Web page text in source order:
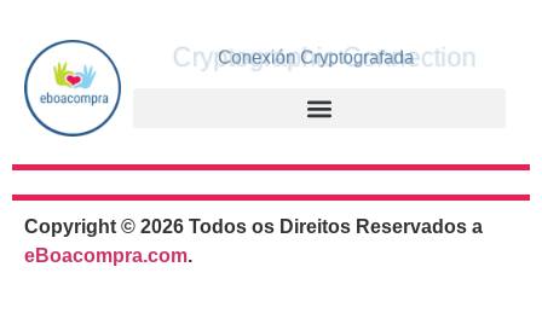
Conexión Cryptografada
Cryptographic Connection
Copyright © 2026 Todos os Direitos Reservados a
eBoacompra.com.